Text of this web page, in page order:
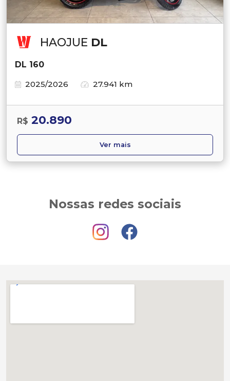
HAOJUE DL
DL 160
2025/2026
27.941 km
R$ 20.890
Ver mais
Nossas redes sociais